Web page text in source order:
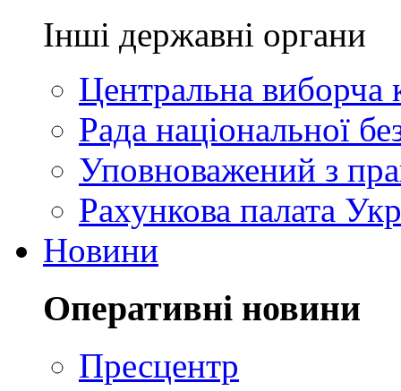
Інші державні органи
Центральна виборча
Рада національної
Уповноважений з
Рахункова палата
Новини
Оперативні новини
Пресцентр